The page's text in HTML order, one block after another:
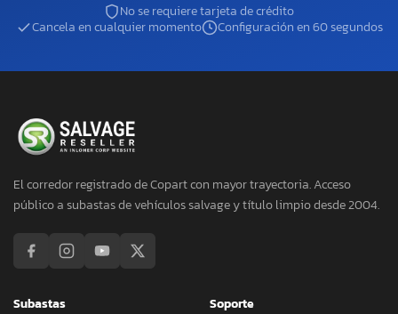
No se requiere tarjeta de crédito
Cancela en cualquier momento
Configuración en 60 segundos
El corredor registrado de Copart con mayor trayectoria. Acceso
público a subastas de vehículos salvage y título limpio desde 2004.
Subastas
Soporte